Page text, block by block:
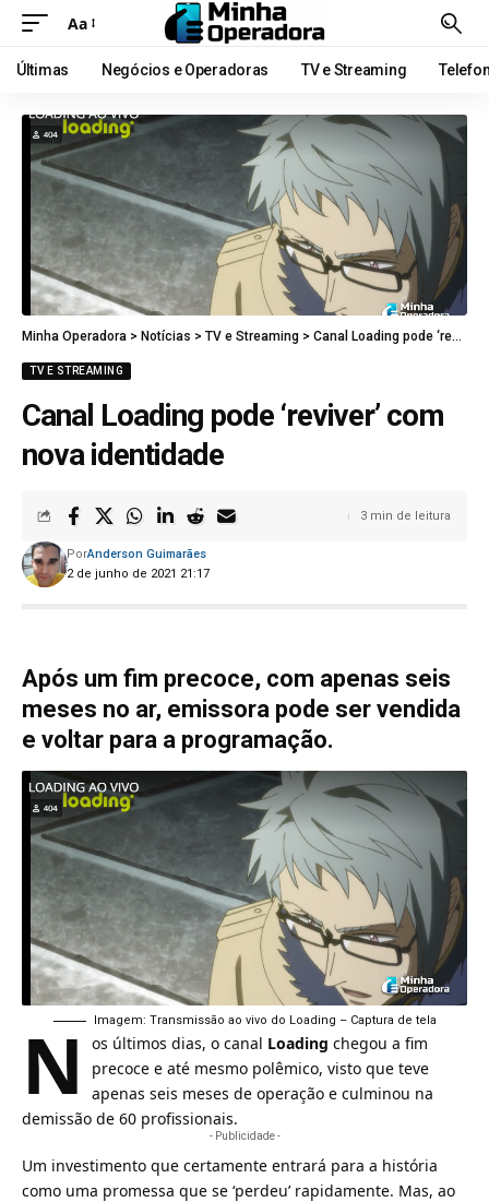
Aa
Últimas Negócios e Operadoras TV e Streaming
Minha Operadora > Notícias > TV e Streaming > Canal Loading pode ‘reviver’ com nova identidade
TV E STREAMING
Canal Loading pode ‘reviver’ com
nova identidade
2 de junho de 2021 21:17
PorAnderson Guimarães
3 min de leitura
Após um fim precoce, com apenas seis
meses no ar, emissora pode ser vendida
e voltar para a programação.
Imagem: Transmissão ao vivo do Loading – Captura de tela
N os últimos dias, o canal Loading chegou a fim
precoce e até mesmo polêmico, visto que teve
apenas seis meses de operação e culminou na
demissão de 60 profissionais.
- Publicidade -
Um investimento que certamente entrará para a história
como uma promessa que se ‘perdeu’ rapidamente. Mas, ao